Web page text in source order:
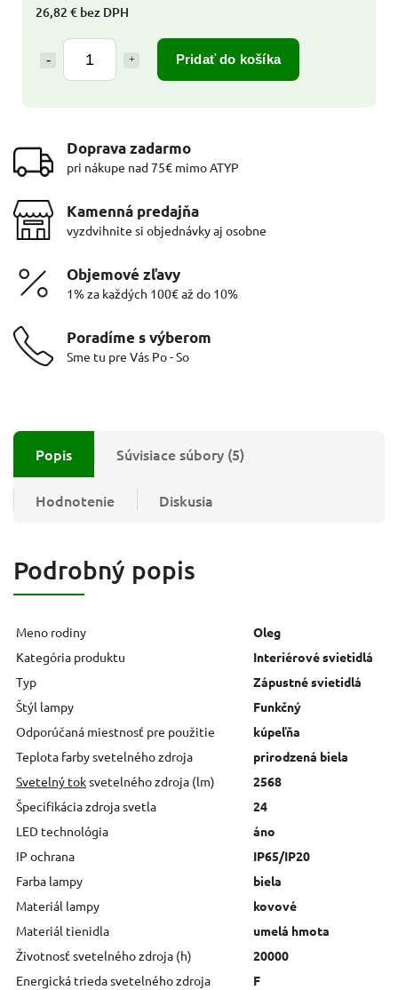
26,82 € bez DPH
Pridať do košíka
Doprava zadarmo
pri nákupe nad 75€ mimo ATYP
Kamenná predajňa
vyzdvihnite si objednávky aj osobne
Objemové zľavy
1% za každých 100€ až do 10%
Poradíme s výberom
Sme tu pre Vás Po - So
Popis Súvisiace súbory (5)
Hodnotenie Diskusia
Podrobný popis
Meno rodiny
Oleg
Kategória produktu
Interiérové svietidlá
Typ
Zápustné svietidlá
Štýl lampy
Funkčný
Odporúčaná miestnosť pre použitie
kúpeľňa
Teplota farby svetelného zdroja
prirodzená biela
Svetelný toksvetelného zdroja (lm)
2568
Špecifikácia zdroja svetla
24
LED technológia
áno
IP ochrana
IP65/IP20
Farba lampy
biela
Materiál lampy
kovové
Materiál tienidla
umelá hmota
Životnosť svetelného zdroja (h)
20000
Energická trieda svetelného zdroja
F